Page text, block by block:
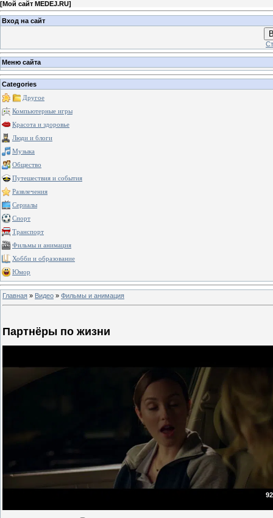
[Мой сайт MEDEJ.RU]
Вход на сайт
Меню сайта
Categories
Другое
Компьютерные игры
Красота и здоровье
Люди и блоги
Музыка
Общество
Путешествия и события
Развлечения
Сериалы
Спорт
Транспорт
Фильмы и анимация
Хобби и образование
Юмор
Главная » Видео » Фильмы и анимация
Партнёры по жизни